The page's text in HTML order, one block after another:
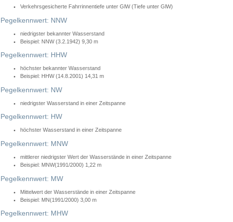
Verkehrsgesicherte Fahrrinnentiefe unter GlW (Tiefe unter GlW)
Pegelkennwert: NNW
niedrigster bekannter Wasserstand
Beispiel: NNW (3.2.1942) 9,30 m
Pegelkennwert: HHW
höchster bekannter Wasserstand
Beispiel: HHW (14.8.2001) 14,31 m
Pegelkennwert: NW
niedrigster Wasserstand in einer Zeitspanne
Pegelkennwert: HW
höchster Wasserstand in einer Zeitspanne
Pegelkennwert: MNW
mittlerer niedrigster Wert der Wasserstände in einer Zeitspanne
Beispiel: MNW(1991/2000) 1,22 m
Pegelkennwert: MW
Mittelwert der Wasserstände in einer Zeitspanne
Beispiel: MN(1991/2000) 3,00 m
Pegelkennwert: MHW